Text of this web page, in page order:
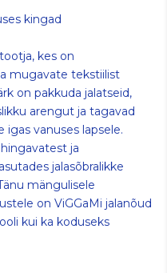
kingad
kes on
mugavate tekstiilist
on pakkuda jalatseid,
arengut ja tagavad
vanuses lapsele.
ja
jalasõbralikke
mängulisele
on ViGGaMi jalanõud
kui ka koduseks